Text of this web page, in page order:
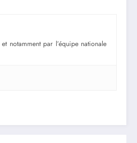
notamment par l’équipe nationale